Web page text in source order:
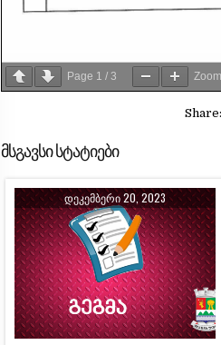
Page 1 /3 Zoom
Share:
მსგავსი სტატიები
ᲓᲔᲙᲔᲛᲑᲔᲠᲘ 20, 2023